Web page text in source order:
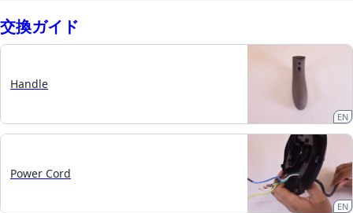
交換ガイド
Handle
EN
Power Cord
EN